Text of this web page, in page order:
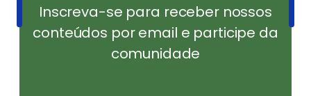
Inscreva-se para receber nossos
conteúdos por email e participe da
comunidade